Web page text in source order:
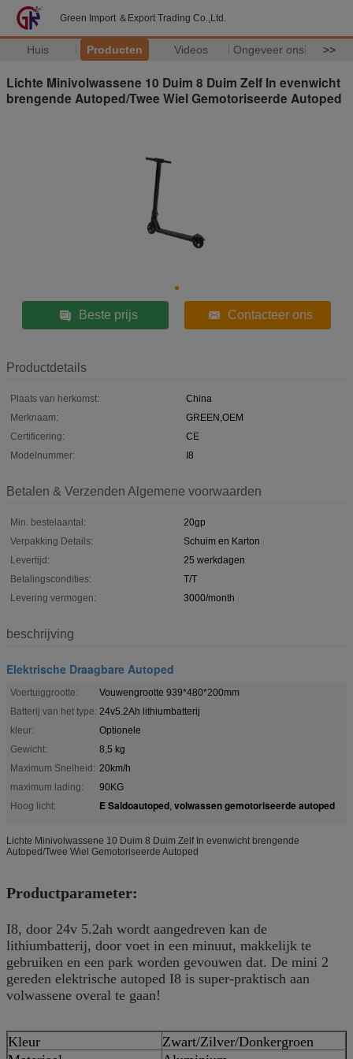
Green Import ＆Export Trading Co.,Ltd.
Huis Producten Videos Ongeveer ons >>
Lichte Minivolwassene 10 Duim 8 Duim Zelf In evenwicht
brengende Autoped/Twee Wiel Gemotoriseerde Autoped
Beste prijs Contacteer ons
Productdetails
Plaats van herkomst:
China
Merknaam:
GREEN,OEM
Certificering:
CE
Modelnummer:
I8
Betalen & Verzenden Algemene voorwaarden
Min. bestelaantal:
20gp
Verpakking Details:
Schuim en Karton
Levertijd:
25 werkdagen
Betalingscondities:
T/T
Levering vermogen:
3000/month
beschrijving
Elektrische Draagbare Autoped
Voertuiggrootte:
Vouwengrootte 939*480*200mm
Batterij van het type: 24v5.2Ah lithiumbatterij
kleur:
Optionele
Gewicht:
8,5 kg
Maximum Snelheid: 20km/h
maximum lading:
90KG
Hoog licht:
E Saldoautoped, volwassen gemotoriseerde autoped
Lichte Minivolwassene 10 Duim 8 Duim Zelf In evenwicht brengende
Autoped/Twee Wiel Gemotoriseerde Autoped
Productparameter:
I8, door 24v 5.2ah wordt aangedreven kan de
lithiumbatterij, door voet in een minuut, makkelijk te
gebruiken en een park worden gevouwen dat. De mini 2
gereden elektrische autoped I8 is super-praktisch aan
volwassene overal te gaan!
Kleur
Zwart/Zilver/Donkergroen